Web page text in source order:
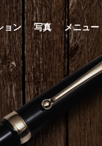
ョン 写真 メニュー